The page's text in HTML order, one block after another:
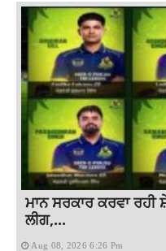
ਮਾਨ ਸਰਕਾਰ ਕਰਵਾ
ਲੀਗ,...
Aug 08, 2026 6:26 Pm